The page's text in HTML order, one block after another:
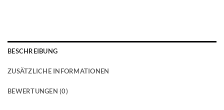
BESCHREIBUNG
ZUSÄTZLICHE INFORMATIONEN
BEWERTUNGEN (0)